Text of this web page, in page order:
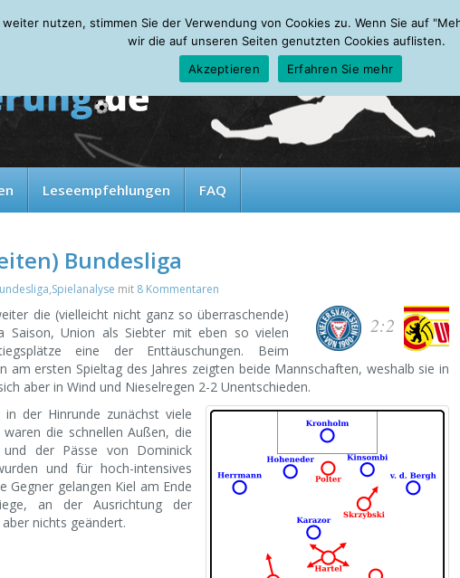
Leseempfehlungen FAQ
Bundesliga
,Spielanalyse mit 8 Kommentaren
2:2
die (vielleicht nicht ganz so überraschende)
Saison, Union als Siebter mit eben so vielen
eine der Enttäuschungen. Beim
am ersten Spieltag des Jahres zeigten beide Mannschaften, weshalb sie in
aber in Wind und Nieselregen 2-2 Unentschieden.
der Hinrunde zunächst viele
die schnellen Außen, die
der Pässe von Dominick
und für hoch-intensives
Gegner gelangen Kiel am Ende
an der Ausrichtung der
nichts geändert.
nutzen, stimmen Sie der Verwendung von Cookies zu. Wenn Sie auf
wir die auf unseren Seiten genutzten Cookies auflisten.
Akzeptieren
Erfahren Sie mehr